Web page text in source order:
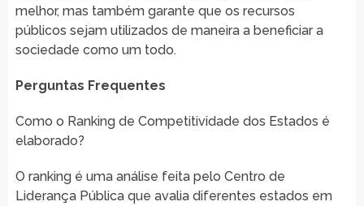
melhor, mas também garante que os recursos
públicos sejam utilizados de maneira a beneficiar a
sociedade como um todo.
Perguntas Frequentes
Como o Ranking de Competitividade dos Estados é
elaborado?
O ranking é uma análise feita pelo Centro de
Liderança Pública que avalia diferentes estados em